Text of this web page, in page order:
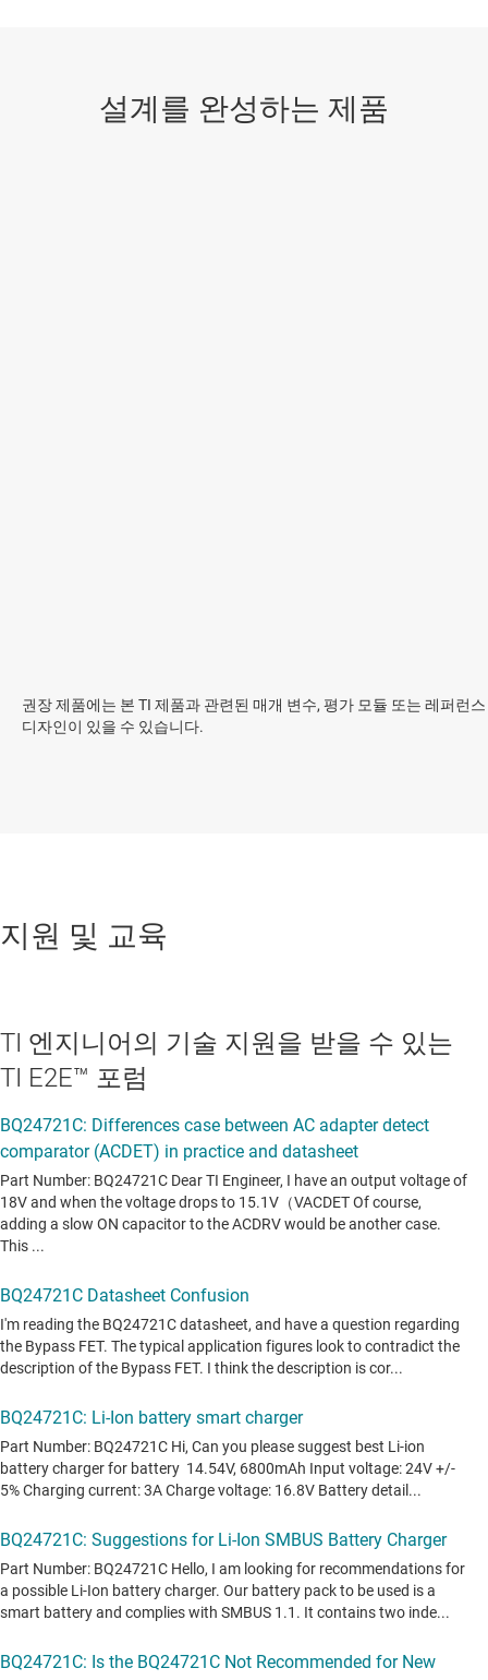
권장 제품에는 본 TI 제품과 관련된 매개 변수, 평가 모듈 또는 레퍼런스
디자인이 있을 수 있습니다.
지원 및 교육
TI 엔지니어의 기술 지원을 받을 수 있는
TI E2E™ 포럼